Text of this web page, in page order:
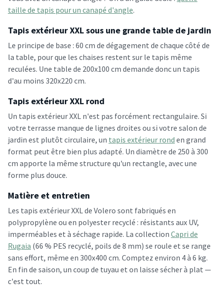
taille de tapis pour un canapé d'angle.
Tapis extérieur XXL sous une grande table de jardin
Le principe de base : 60 cm de dégagement de chaque côté de
la table, pour que les chaises restent sur le tapis même
reculées. Une table de 200x100 cm demande donc un tapis
d'au moins 320x220 cm.
Tapis extérieur XXL rond
Un tapis extérieur XXL n'est pas forcément rectangulaire. Si
votre terrasse manque de lignes droites ou si votre salon de
jardin est plutôt circulaire, un tapis extérieur rond en grand
format peut être bien plus adapté. Un diamètre de 250 à 300
cm apporte la même structure qu'un rectangle, avec une
forme plus douce.
Matière et entretien
Les tapis extérieur XXL de Volero sont fabriqués en
polypropylène ou en polyester recyclé : résistants aux UV,
imperméables et à séchage rapide. La collection Capri de
Rugaia (66 % PES recyclé, poils de 8 mm) se roule et se range
sans effort, même en 300x400 cm. Comptez environ 4 à 6 kg.
En fin de saison, un coup de tuyau et on laisse sécher à plat —
c'est tout.